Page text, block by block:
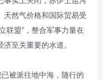
天然气价格和国际贸易受
联盟”，整合军事力量在
至关重要的水道。
被派往地中海，随行的